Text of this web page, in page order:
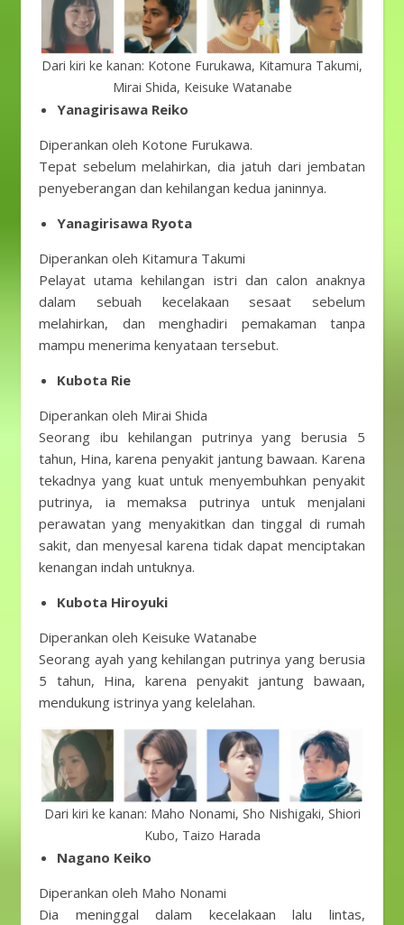
Dari kiri ke kanan: Kotone Furukawa, Kitamura Takumi,
Mirai Shida, Keisuke Watanabe
Yanagirisawa Reiko
Diperankan oleh Kotone Furukawa.
Tepat sebelum melahirkan, dia jatuh dari jembatan
penyeberangan dan kehilangan kedua janinnya.
Yanagirisawa Ryota
Diperankan oleh Kitamura Takumi
Pelayat utama kehilangan istri dan calon anaknya
dalam sebuah kecelakaan sesaat sebelum
melahirkan, dan menghadiri pemakaman tanpa
mampu menerima kenyataan tersebut.
Kubota Rie
Diperankan oleh Mirai Shida
Seorang ibu kehilangan putrinya yang berusia 5
tahun, Hina, karena penyakit jantung bawaan. Karena
tekadnya yang kuat untuk menyembuhkan penyakit
putrinya, ia memaksa putrinya untuk menjalani
perawatan yang menyakitkan dan tinggal di rumah
sakit, dan menyesal karena tidak dapat menciptakan
kenangan indah untuknya.
Kubota Hiroyuki
Diperankan oleh Keisuke Watanabe
Seorang ayah yang kehilangan putrinya yang berusia
5 tahun, Hina, karena penyakit jantung bawaan,
mendukung istrinya yang kelelahan.
Dari kiri ke kanan: Maho Nonami, Sho Nishigaki, Shiori
Kubo, Taizo Harada
Nagano Keiko
Diperankan oleh Maho Nonami
Dia meninggal dalam kecelakaan lalu lintas,